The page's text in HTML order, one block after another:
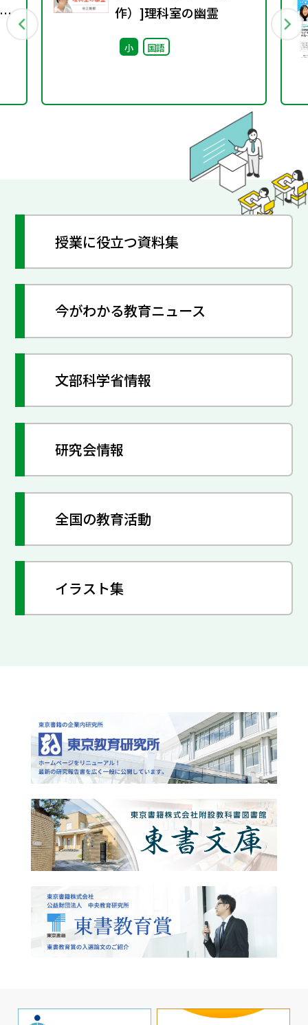
作）]理科室の幽霊
小 国語
授業に役立つ資料集
今がわかる教育ニュース
文部科学省情報
研究会情報
全国の教育活動
イラスト集